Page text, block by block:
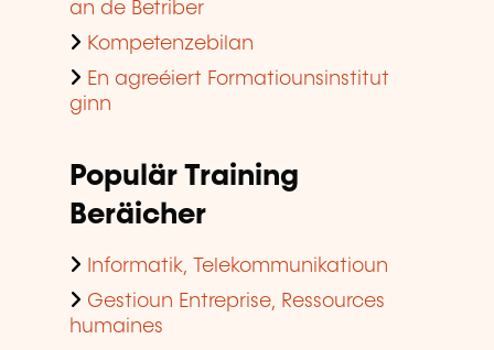
an de Betriber
Kompetenzebilan
En agreéiert Formatiounsinstitut
ginn
Populär Training
Beräicher
Informatik, Telekommunikatioun
Gestioun Entreprise, Ressources
humaines